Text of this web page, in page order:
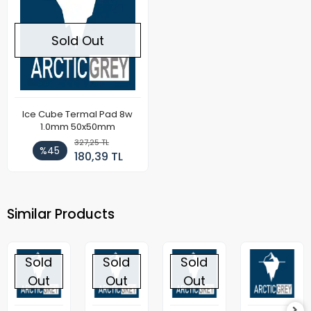
Sold Out
Ice Cube Termal Pad 8w
1.0mm 50x50mm
%45
327,25 TL
180,39 TL
Similar Products
Sold
Out
Sold
Out
Sold
Out